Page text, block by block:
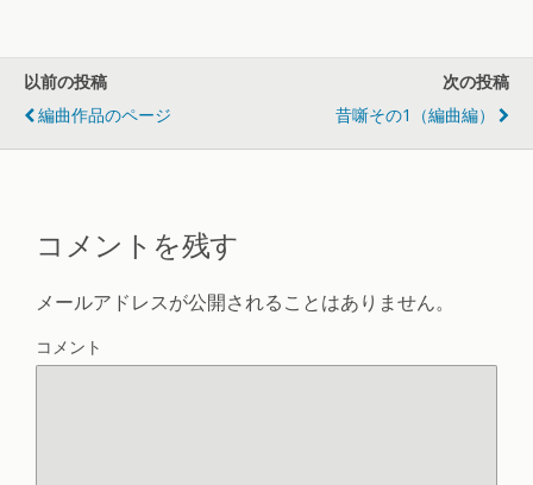
以前の投稿
編曲作品のページ
次の投稿
昔噺その1（編曲編）
コメントを残す
メールアドレスが公開されることはありません。
コメント